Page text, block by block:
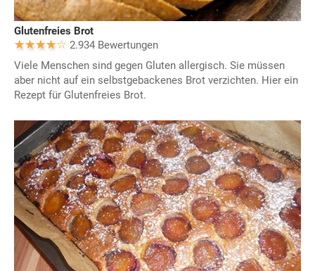
Glutenfreies Brot
2.934 Bewertungen
Viele Menschen sind gegen Gluten allergisch. Sie müssen
aber nicht auf ein selbstgebackenes Brot verzichten. Hier ein
Rezept für Glutenfreies Brot.